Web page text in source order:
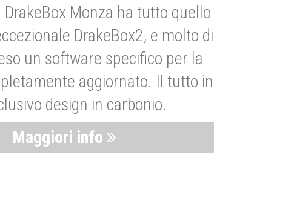
Monza ha tutto quello
DrakeBox2, e molto di
un software specifico per la
aggiornato. Il tutto in
design in carbonio.
Maggiori info